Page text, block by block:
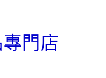
門店